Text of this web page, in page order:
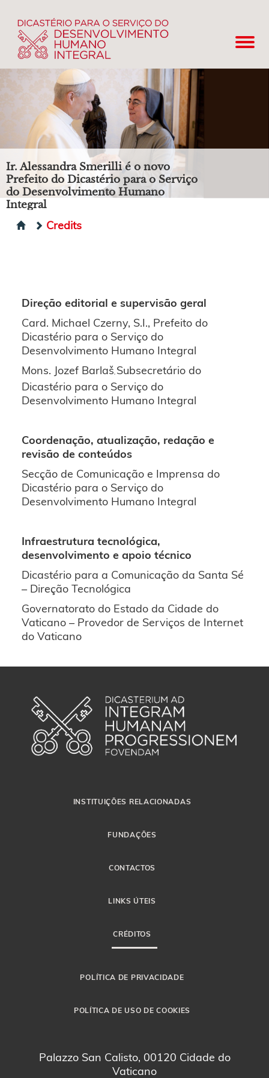
Ir. Alessandra Smerilli é o novo
Prefeito do Dicastério para o Serviço
do Desenvolvimento Humano
Integral
Credits
Direção editorial e supervisão geral
Card. Michael Czerny, S.I., Prefeito do
Dicastério para o Serviço do
Desenvolvimento Humano Integral
Mons. Jozef Barlaš Subsecretário do
Dicastério para o Serviço do
Desenvolvimento Humano Integral
Coordenação, atualização, redação e
revisão de conteúdos
Secção de Comunicação e Imprensa do
Dicastério para o Serviço do
Desenvolvimento Humano Integral
Infraestrutura tecnológica,
desenvolvimento e apoio técnico
Dicastério para a Comunicação da Santa Sé
– Direção Tecnológica
Governatorato do Estado da Cidade do
Vaticano – Provedor de Serviços de Internet
do Vaticano
INSTITUIÇÕES RELACIONADAS
FUNDAÇÕES
CONTACTOS
LINKS ÚTEIS
CRÉDITOS
POLÍTICA DE PRIVACIDADE
POLÍTICA DE USO DE COOKIES
Palazzo San Calisto, 00120 Cidade do
Vaticano